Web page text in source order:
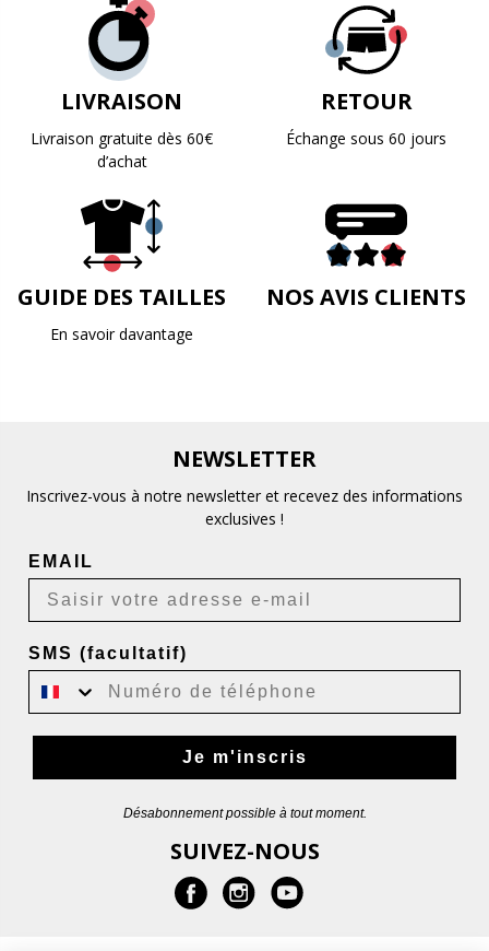
LIVRAISON
Livraison gratuite dès 60€
d’achat
RETOUR
Échange sous 60 jours
GUIDE DES TAILLES
En savoir davantage
NOS AVIS CLIENTS
NEWSLETTER
Inscrivez-vous à notre newsletter et recevez des informations
exclusives !
EMAIL
SMS (facultatif)
Je m'inscris
Désabonnement possible à tout moment.
SUIVEZ-NOUS